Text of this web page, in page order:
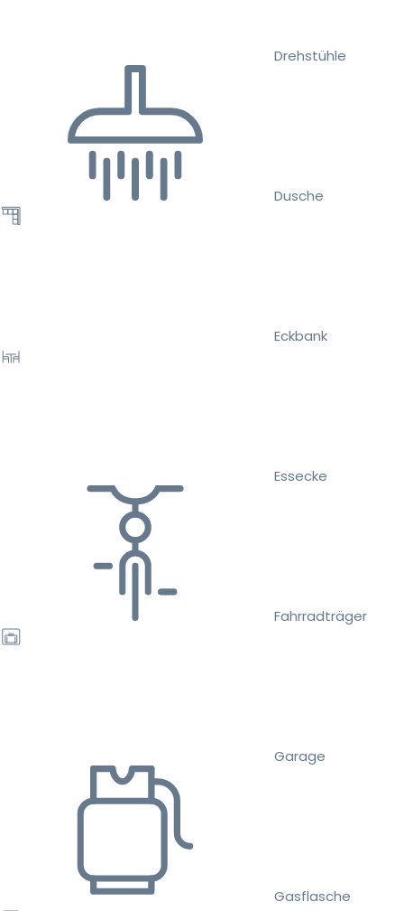
Drehstühle
Dusche
Eckbank
Essecke
Fahrradträger
Garage
Gasflasche